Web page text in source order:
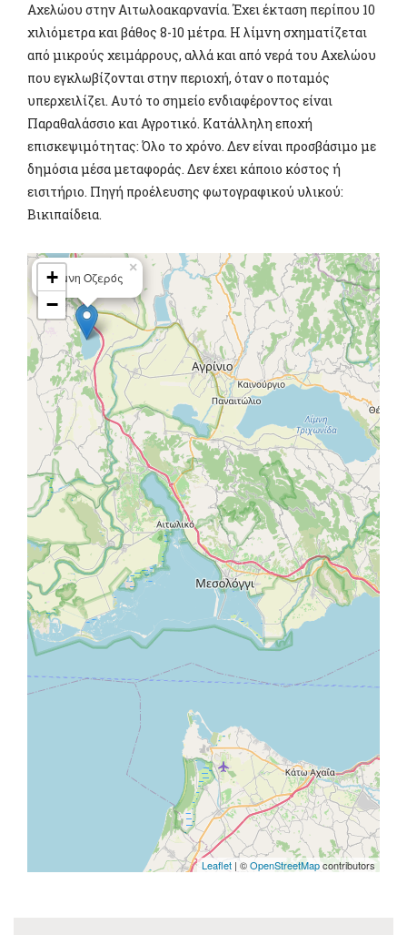
Αχελώου στην Αιτωλοακαρνανία. Έχει έκταση περίπου 10
χιλιόμετρα και βάθος 8-10 μέτρα. Η λίμνη σχηματίζεται
από μικρούς χειμάρρους, αλλά και από νερά του Αχελώου
που εγκλωβίζονται στην περιοχή, όταν ο ποταμός
υπερχειλίζει. Αυτό το σημείο ενδιαφέροντος είναι
Παραθαλάσσιο και Αγροτικό. Κατάλληλη εποχή
επισκεψιμότητας: Όλο το χρόνο. Δεν είναι προσβάσιμο με
δημόσια μέσα μεταφοράς. Δεν έχει κάποιο κόστος ή
εισιτήριο. Πηγή προέλευσης φωτογραφικού υλικού:
Βικιπαίδεια.
Λίμνη Οζερός
×
+
−
Leaflet | ©OpenStreetMapcontributors